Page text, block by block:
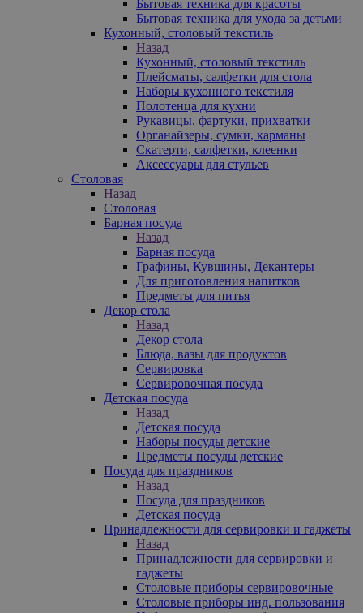
Бытовая техника для красоты
Бытовая техника для ухода за детьми
Кухонный, столовый текстиль
Назад
Кухонный, столовый текстиль
Плейсматы, салфетки для стола
Наборы кухонного текстиля
Полотенца для кухни
Рукавицы, фартуки, прихватки
Органайзеры, сумки, карманы
Скатерти, салфетки, клеенки
Аксессуары для стульев
Столовая
Назад
Столовая
Барная посуда
Назад
Барная посуда
Графины, Кувшины, Декантеры
Для приготовления напитков
Предметы для питья
Декор стола
Назад
Декор стола
Блюда, вазы для продуктов
Сервировка
Сервировочная посуда
Детская посуда
Назад
Детская посуда
Наборы посуды детские
Предметы посуды детские
Посуда для праздников
Назад
Посуда для праздников
Детская посуда
Принадлежности для сервировки и гаджеты
Назад
Принадлежности для сервировки и
гаджеты
Столовые приборы сервировочные
Столовые приборы инд. пользования